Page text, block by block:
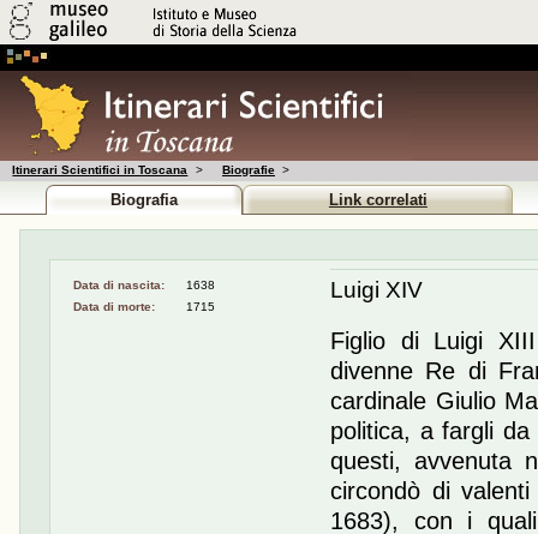
Itinerari Scientifici in Toscana > Biografie >
Biografia Link correlati
Data di nascita:
1638
Data di morte:
1715
Luigi XIV
Figlio di Luigi
divenne Re di
cardinale Giulio
politica, a fargli
questi, avvenuta
circondò di
1683), con i